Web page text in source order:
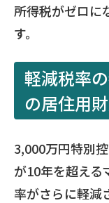
所得税がゼロに
す。
軽減税率
の居住用
3,000万円特別
が10年を超える
率がさらに軽減